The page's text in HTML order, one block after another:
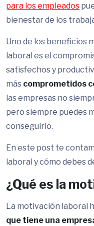
para los empleados
bienestar de los
Uno de los beneficios
laboral es el
satisfechos y
más comprometidos
las empresas no
pero siempre puedes
conseguirlo.
En este post te
laboral y cómo debes
¿Qué es la
La motivación laboral
que tiene una